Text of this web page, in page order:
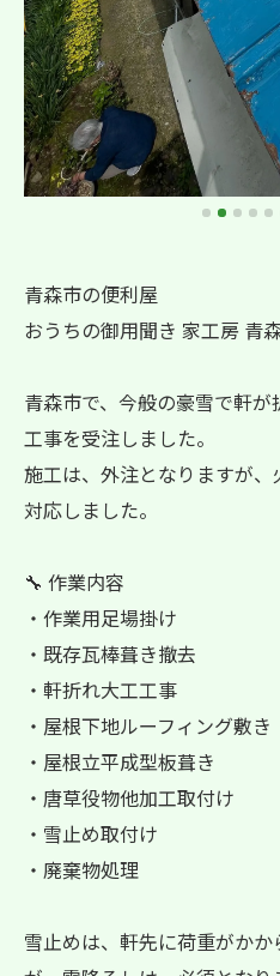
青森市の便利屋
おうちの御用聞き 家工房 青
青森市で、今般の豪雪で軒
工事を受注しました。
施工は、外注となりますが
対応しました。
🔧 作業内容
・作業用足場掛け
・既存瓦棒葺き撤去
・軒折れ大工工事
・屋根下地ルーフィング敷き
・屋根立平成型板葺き
・唐草役物他加工取付け
・雪止め取付け
・廃棄物処理
雪止めは、軒先に荷重がか